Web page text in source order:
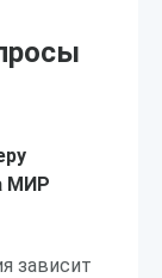
МИР
зависит